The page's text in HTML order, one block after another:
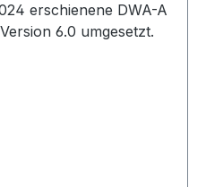
erschienene DWA-A
6.0 umgesetzt.